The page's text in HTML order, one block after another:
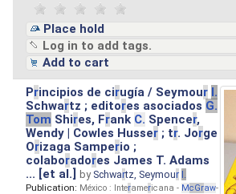
Place hold
Log in to add tags.
Add to cart
Principios de cirugía / Seymour I.
Schwartz ; editores asociados G.
Tom Shires, Frank C. Spencer,
Wendy | Cowles Husser ; tr. Jorge
Orizaga Samperio ;
colaboradores James T. Adams
... [et al.]by Schwartz, Seymour I.
Publication: México : Interamericana - McGraw-